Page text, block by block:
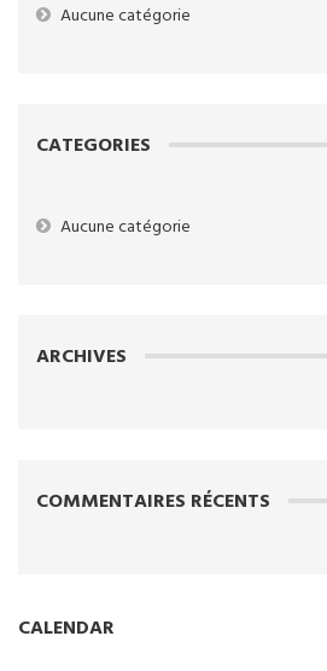
Aucune catégorie
CATEGORIES
Aucune catégorie
ARCHIVES
COMMENTAIRES RÉCENTS
CALENDAR